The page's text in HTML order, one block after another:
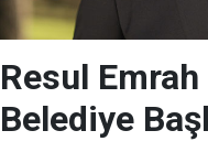
Resul
Belediye